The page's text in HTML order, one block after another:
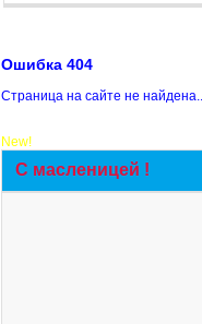
Ошибка 404
Страница на сайте не
New!
С масленицей !